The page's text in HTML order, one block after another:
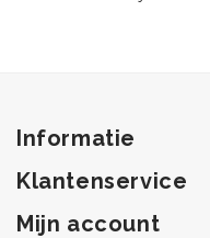
Informatie
Klantenservice
Mijn account